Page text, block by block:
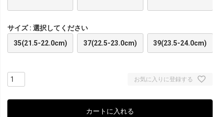
サイズ
選択してください
35(21.5-22.0cm)
37(22.5-23.0cm) 39(23.5-24.0cm)
お気に入りに登録する
カートに入れる